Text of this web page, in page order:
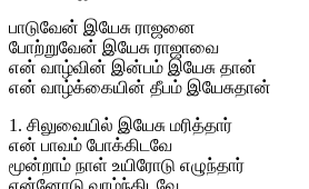
பாடுவேன் இயேசு ராஜனை
போற்றுவேன் இயேசு ராஜாவை
என் வாழ்வின் இன்பம் இயேசு தான்
என் வாழ்க்கையின் தீபம் இயேசுதான்
1. சிலுவையில் இயேசு மரித்தார்
என் பாவம் போக்கிடவே
மூன்றாம் நாள் உயிரோடு எழுந்தார்
என்னோடு வாழ்ந்திடவே